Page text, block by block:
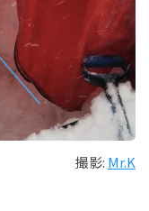
撮影: Mr.K